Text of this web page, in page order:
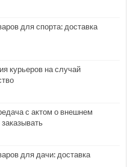
для спорта: доставка
курьеров на случай
с актом о внешнем
заказывать
для дачи: доставка